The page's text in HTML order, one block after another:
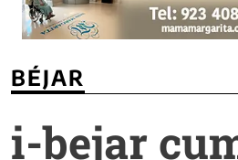
BÉJAR
i-bejar